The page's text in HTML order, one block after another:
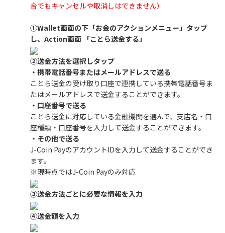
合でもキャンセルや取消しはできません）
①Wallet画面の下「お金のアクションメニュー」タップ
し、Action画面 「ことら送金する」
②送金方法を選択しタップ
・携帯電話番号またはメールアドレスで送る
ことら送金の受け取り口座で連携している携帯電話番号ま
たはメールアドレスで送金することができます。
・口座番号で送る
ことら送金に対応している金融機関を選んで、支店名・口
座種類・口座番号を入力して送金することができます。
・その他で送る
J-Coin PayのアカウントIDを入力して送金することができ
ます。
※現時点ではJ-Coin Payのみ対応
③送金方法ごとに必要な情報を入力
④送金額を入力